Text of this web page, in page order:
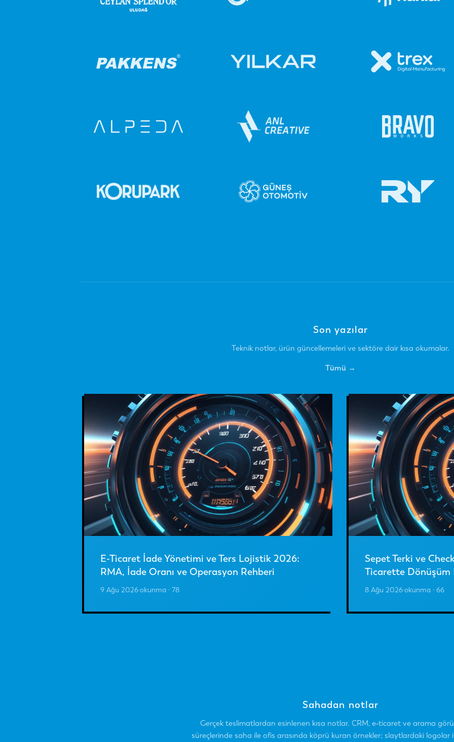
Son yazılar
Teknik notlar, ürün güncellemeleri ve sektöre dair kısa okumalar.
Tümü →
E-Ticaret İade Yönetimi ve Ters Lojistik 2026:
RMA, İade Oranı ve Operasyon Rehberi
9 Ağu 2026·okunma · 78
Sepet Terki ve
Ticarette Dönüşüm
8 Ağu 2026·okunma · 66
Sahadan notlar
Gerçek teslimatlardan esinlenen kısa notlar. CRM, e‑ticaret ve arama
süreçlerinde saha ile ofis arasında köprü kuran örnekler; slaytlardaki logolar